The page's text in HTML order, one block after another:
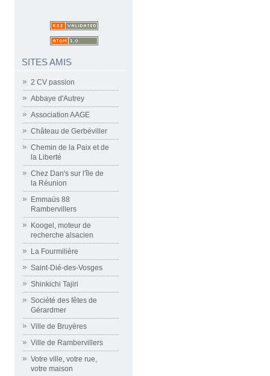
SITES AMIS
2 CV passion
Abbaye d'Autrey
Association AAGE
Château de Gerbéviller
Chemin de la Paix et de
la Liberté
Chez Dan's sur l'île de
la Réunion
Emmaüs 88
Rambervillers
Koogel, moteur de
recherche alsacien
La Fourmilière
Saint-Dié-des-Vosges
Shinkichi Tajiri
Société des fêtes de
Gérardmer
Ville de Bruyères
Ville de Rambervillers
Votre ville, votre rue,
votre maison